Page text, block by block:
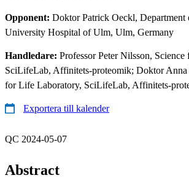
Opponent: Doktor Patrick Oeckl, Department
University Hospital of Ulm, Ulm, Germany
Handledare: Professor Peter Nilsson,
SciLifeLab, Affinitets-proteomik; Doktor Anna
for Life Laboratory, SciLifeLab, Affinitets-
Exportera till kalender
QC 2024-05-07
Abstract